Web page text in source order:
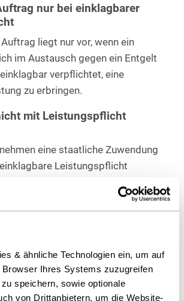
& ähnliche Technologien ein, um auf
Browser Ihres Systems zuzugreifen
speichern, sowie optionale
von Drittanbietern, um die Website-
nur bei einklagbarer
liegt nur vor, wenn ein
im Austausch gegen ein Entgelt
verpflichtet, eine
zu erbringen.
mit Leistungspflicht
eine staatliche Zuwendung
Leistungspflicht
die erhaltenen Mittel
wenn er die Vorgaben des
nicht einhält, insbesondere